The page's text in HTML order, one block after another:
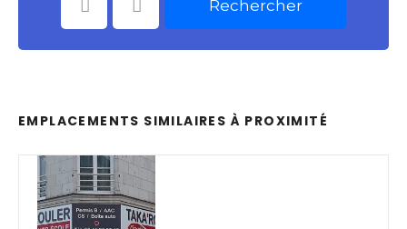
Catégories Choisir le Lieu Rechercher
EMPLACEMENTS SIMILAIRES À PROXIMITÉ